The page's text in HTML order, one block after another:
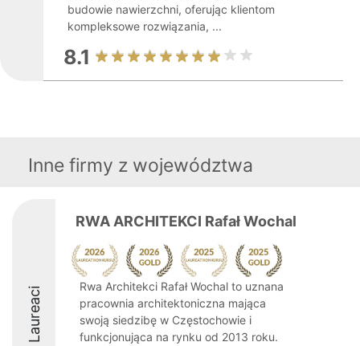
budowie nawierzchni, oferując klientom
kompleksowe rozwiązania, ...
8.1
Inne firmy z województwa
Laureaci
RWA ARCHITEKCI Rafał Wochal
Rwa Architekci Rafał Wochal to uznana
pracownia architektoniczna mająca
swoją siedzibę w Częstochowie i
funkcjonująca na rynku od 2013 roku.